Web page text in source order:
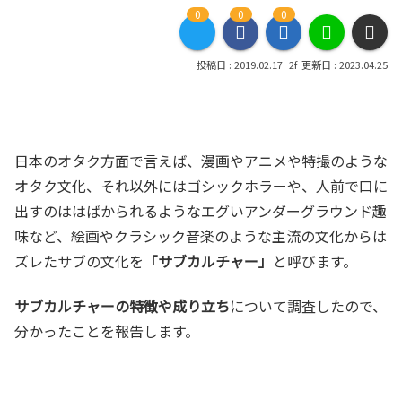
0 0 0
2019.02.17 2023.04.25
日本のオタク方面で言えば、漫画やアニメや特撮のような
オタク文化、それ以外にはゴシックホラーや、人前で口に
出すのははばかられるようなエグいアンダーグラウンド趣
味など、絵画やクラシック音楽のような主流の文化からは
ズレたサブの文化を 「サブカルチャー」 と呼びます。
サブカルチャーの特徴や成り立ちについて調査したので、
分かったことを報告します。